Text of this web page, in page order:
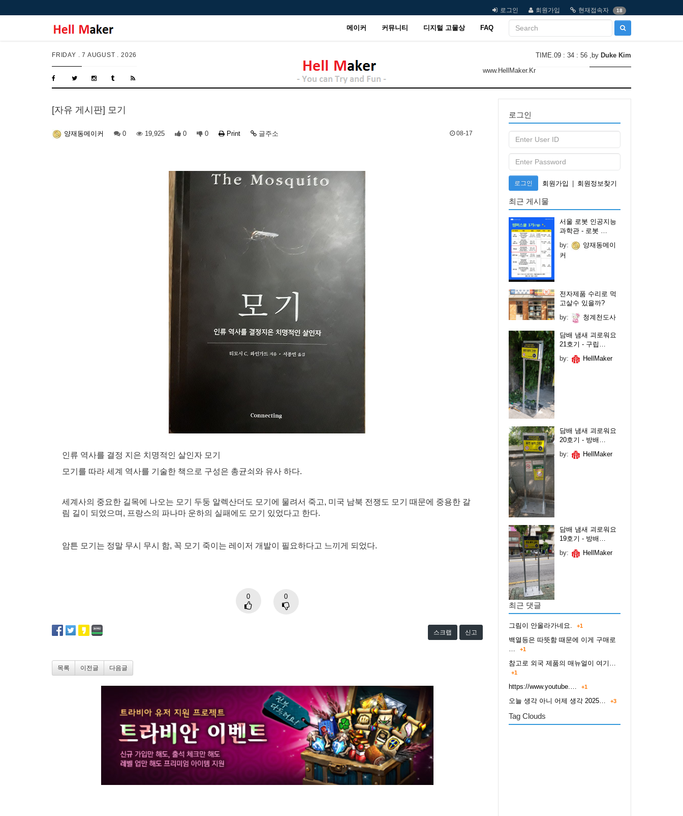
로그인 회원가입 현재접속자 18
메이커 커뮤니티 디지털 고물상 FAQ
FRIDAY .7 AUGUST . 2026 TIME.09 : 34 : 56 ,by Duke Kim
www.HellMaker.Kr
[자유 게시판] 모기
양재동메이커 0 19,925 0 0 Print 글주소 08-17
인류 역사를 결정 지은 치명적인 살인자 모기
모기를 따라 세계 역사를 기술한 책으로 구성은 총균쇠와 유사 하다.
세계사의 중요한 길목에 나오는 모기 두둥 알렉산더도 모기에 물려서 죽고, 미국 남북 전쟁도 모기 때문에 중용한 갈
림 길이 되었으며, 프랑스의 파나마 운하의 실패에도 모기 있었다고 한다.
암튼 모기는 정말 무시 무시 함, 꼭 모기 죽이는 레이저 개발이 필요하다고 느끼게 되었다.
0 0
스크랩 신고
목록 이전글 다음글
로그인
로그인 회원가입 회원정보찾기
최근 게시물
서울 로봇 인공지능
과학관 - 로봇 …
by:
양재동메이
커
전자제품 수리로 먹
고살수 있을까?
by:
청계천도사
담배 냄새 괴로워요
21호기 - 구립…
by:
HellMaker
담배 냄새 괴로워요
20호기 - 방배…
by:
HellMaker
담배 냄새 괴로워요
19호기 - 방배…
by:
HellMaker
최근 댓글
그림이 안올라가네요. +1
백열등은 따뜻함 때문에 이게 구매로
…
+1
참고로 외국 제품의 매뉴얼이 여기…
+1
https://www.youtube.… +1
오늘 생각 아니 어제 생각 2025… +3
Tag Clouds